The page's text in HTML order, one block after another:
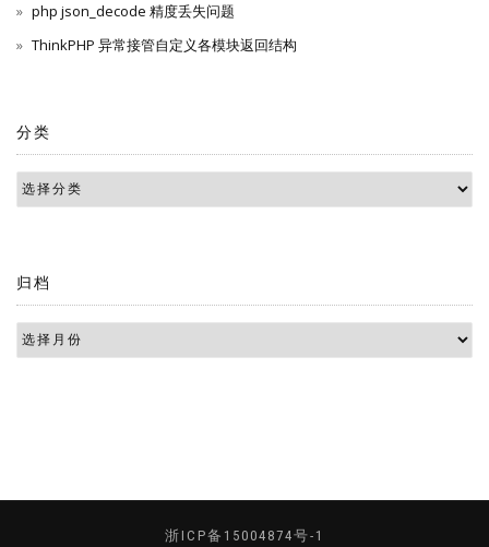
php json_decode 精度丢失问题
ThinkPHP 异常接管自定义各模块返回结构
分类
归档
浙ICP备15004874号-1